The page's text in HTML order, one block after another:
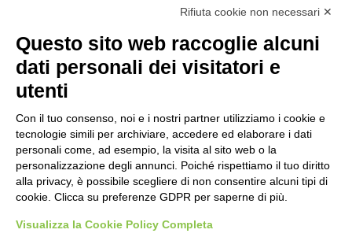
Strada Statale 231 Alba-Bra
Rifiuta cookie non necessari ✕
Questo sito web raccoglie alcuni
dati personali dei visitatori e
utenti
Con il tuo consenso, noi e i nostri partner utilizziamo i cookie e
tecnologie simili per archiviare, accedere ed elaborare i dati
personali come, ad esempio, la visita al sito web o la
personalizzazione degli annunci. Poiché rispettiamo il tuo diritto
alla privacy, è possibile scegliere di non consentire alcuni tipi di
cookie. Clicca su preferenze GDPR per saperne di più.
Visualizza la Cookie Policy Completa